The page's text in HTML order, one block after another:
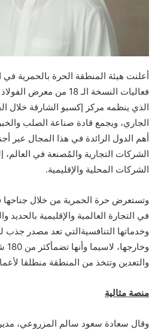
أعلنت هيئة المنطقة الحرة بالحمرية
الجاري، ويجمع قادة صناعة الصلب
أهم الدول الرائدة في هذا المجال عبر
الشركات التجارية والمُصنعة في العالم،
الشركات المحلية والإقليمية.
وتستعرض حرة الحمرية من خلال جناحها
في التجارة العالمية والإقليمية
وخدماتها التنافسيةالتي تعد مصدر جذب
والتعدين وتتخذ من المنطقة منطلقا
منصة مثالية
وقال سعادة سعود سالم المزروعي،